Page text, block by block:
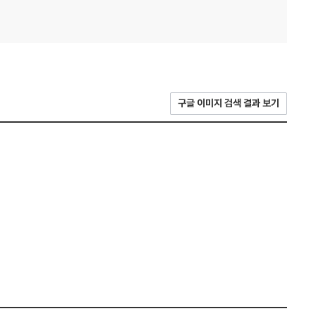
구글 이미지 검색 결과 보기